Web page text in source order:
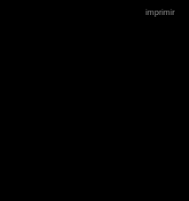
imprimir